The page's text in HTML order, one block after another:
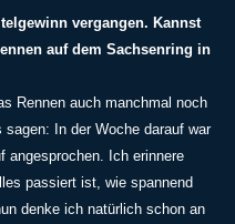
vergangen. Kannst
auf dem Sachsenring in
Rennen auch manchmal noch
In der Woche darauf war
angesprochen. Ich erinnere
passiert ist, wie spannend
denke ich natürlich schon an